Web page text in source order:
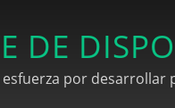
DE
TAIWÁN
por